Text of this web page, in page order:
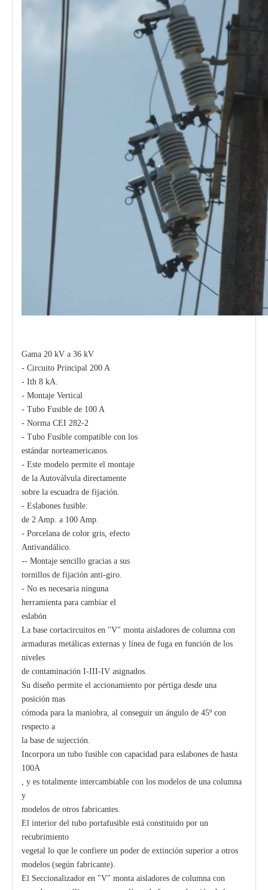
Polymer Fuse Cutout, Drop out Fuses 24 Kv 300A
Polymer Fuse Cutout, Drop out Fuses 12 Kv 300A
Gama 20 kV a 36 kV
- Circuito Principal 200 A
- Ith 8 kA.
- Montaje Vertical
- Tubo Fusible de 100 A
- Norma CEI 282-2
- Tubo Fusible compatible con los
estándar norteamericanos.
- Este modelo permite el montaje
de la Autoválvula directamente
sobre la escuadra de fijación.
- Eslabones fusible:
de 2 Amp. a 100 Amp.
- Porcelana de color gris, efecto
Antivandálico.
-- Montaje sencillo gracias a sus
tornillos de fijación anti-giro.
- No es necesaria ninguna
herramienta para cambiar el
eslabón
La base cortacircuitos en "V" monta aisladores de columna con
armaduras metálicas externas y línea de fuga en función de los
niveles
de contaminación I-III-IV asignados.
Su diseño permite el accionamiento por pértiga desde una
posición mas
cómoda para la maniobra, al conseguir un ángulo de 45º con
respecto a
la base de sujección.
Incorpora un tubo fusible con capacidad para eslabones de hasta
100A
, y es totalmente intercambiable con los modelos de una columna
y
modelos de otros fabricantes.
El interior del tubo portafusible está constituido por un
recubrimiento
vegetal lo que le confiere un poder de extinción superior a otros
modelos (según fabricante).
El Seccionalizador en "V" monta aisladores de columna con